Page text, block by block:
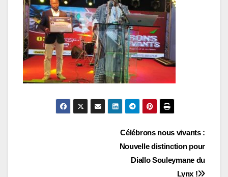
Célébrons nous vivants :
Nouvelle distinction pour
Diallo Souleymane du
Lynx !